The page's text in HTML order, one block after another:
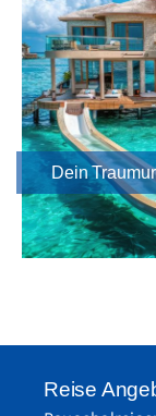
Dein
Reise